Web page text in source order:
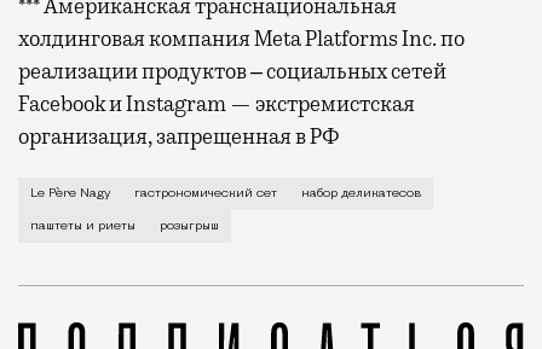
*** Американская транснациональная
холдинговая компания Meta Platforms Inc. по
реализации продуктов ‒ социальных сетей
Facebook и Instagram — экстремистская
организация, запрещенная в РФ
Le Père Nagy гастрономический сет набор деликатесов
паштеты и риеты розыгрыш